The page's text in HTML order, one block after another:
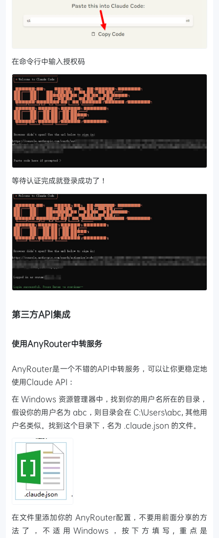
在命令行中输入授权码
等待认证完成就登录成功了！
第三方API集成
使用AnyRouter中转服务
AnyRouter是一个不错的API中转服务，可以让你更稳定地
使用Claude API：
在 Windows 资源管理器中，找到你的用户名所在的目录，
假设你的用户名为 abc，则目录会在 C:\Users\abc, 其他用
户名类似。找到这个目录下，名为 .claude.json 的文件。
在文件里添加你的 AnyRouter配置，不要用前面分享的方
法了，不适用Windows，按下方填写, 重点是